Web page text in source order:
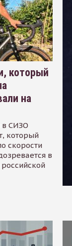
который
на
в СИЗО
который
скорости
в